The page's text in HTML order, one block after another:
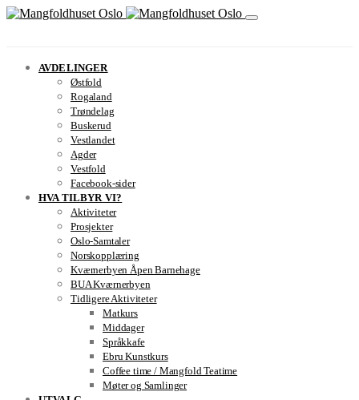
AVDELINGER
Østfold
Rogaland
Trøndelag
Buskerud
Vestlandet
Agder
Vestfold
Facebook-sider
HVA TILBYR VI?
Aktiviteter
Prosjekter
Oslo-Samtaler
Norskopplæring
Kværnerbyen Åpen Barnehage
BUA Kværnerbyen
Tidligere Aktiviteter
Matkurs
Middager
Språkkafe
Ebru Kunstkurs
Coffee time / Mangfold Teatime
Møter og Samlinger